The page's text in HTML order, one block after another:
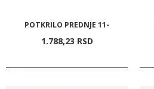
POTKRILO PREDNJE 11-
1.788,23 RSD